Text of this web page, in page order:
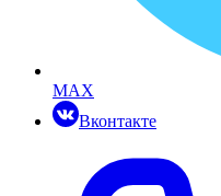
MAX
Вконтакте